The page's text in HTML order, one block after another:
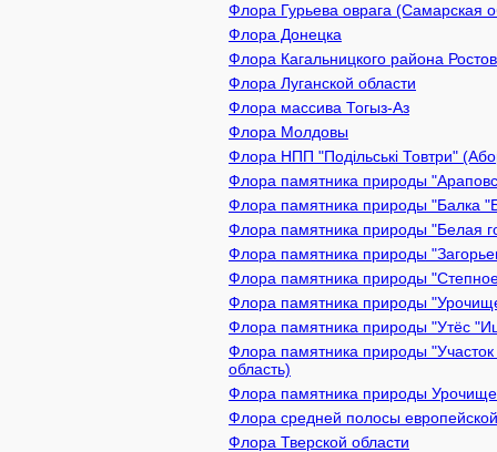
Флора Гурьева оврага (Самарская
Флора Донецка
Флора Кагальницкого района
Флора Луганской области
Флора массива Тогыз-Аз
Флора Молдовы
Флора НПП "Подільські Товтри"
Флора памятника природы
Флора памятника природы "Балка
Флора памятника природы "Белая
Флора памятника природы
Флора памятника природы
Флора памятника природы
Флора памятника природы "Утёс
Флора памятника природы
область)
Флора памятника природы
Флора средней полосы
Флора Тверской области